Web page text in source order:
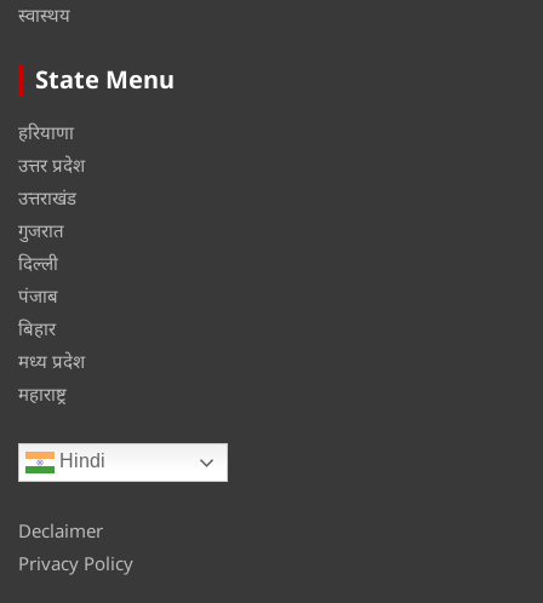
स्वास्थय
State Menu
हरियाणा
उत्तर प्रदेश
उत्तराखंड
गुजरात
दिल्ली
पंजाब
बिहार
मध्य प्रदेश
महाराष्ट्र
Hindi
Declaimer
Privacy Policy